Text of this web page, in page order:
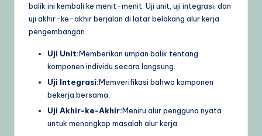
balik ini kembali ke menit-menit. Uji unit, uji integrasi, dan
uji akhir-ke-akhir berjalan di latar belakang alur kerja
pengembangan.
Uji Unit:Memberikan umpan balik tentang
komponen individu secara langsung.
Uji Integrasi:Memverifikasi bahwa komponen
bekerja bersama.
Uji Akhir-ke-Akhir:Meniru alur pengguna nyata
untuk menangkap masalah alur kerja.